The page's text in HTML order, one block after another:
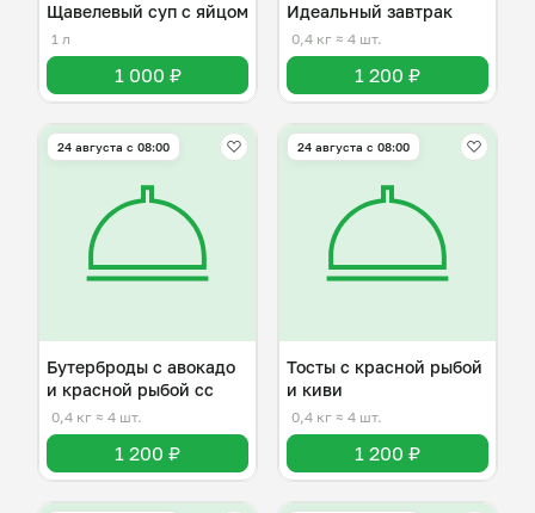
Щавелевый суп с яйцом
1 л
1 000 ₽
Идеальный завтрак
0,4 кг ≈ 4 шт.
1 200 ₽
24 августа с 08:00
Бутерброды с авокадо
и красной рыбой сс
0,4 кг ≈ 4 шт.
1 200 ₽
24 августа с 08:00
Тосты с красной рыбой
и киви
0,4 кг ≈ 4 шт.
1 200 ₽